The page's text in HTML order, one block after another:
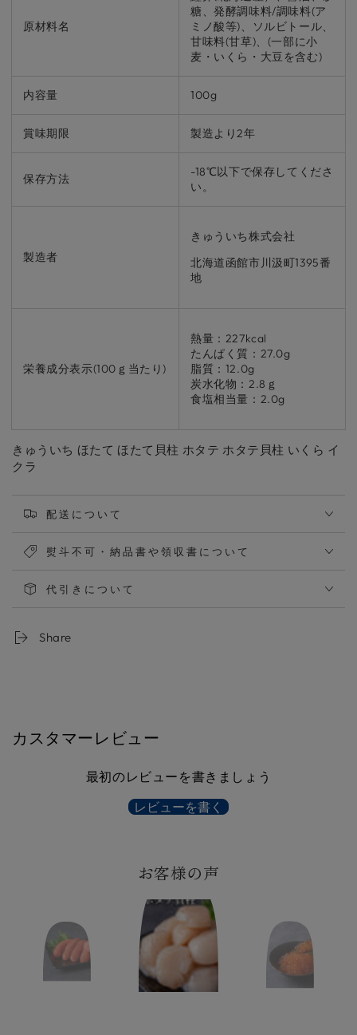
原材料名
糖、発酵調味料/調味料(ア
ミノ酸等)、ソルビトール、
甘味料(甘草)、(一部に小
麦・いくら・大豆を含む)
内容量 100g
賞味期限 製造より2年
保存方法
-18℃以下で保存してくださ
い。
製造者
きゅういち株式会社
北海道函館市川汲町1395番
地
栄養成分表示(100ｇ当たり)
熱量：227kcal
たんぱく質：27.0g
脂質：12.0g
炭水化物：2.8ｇ
食塩相当量：2.0g
きゅういち ほたて ほたて貝柱 ホタテ ホタテ貝柱 いくら イ
クラ
配送について
熨斗不可・納品書や領収書について
代引きについて
Share
カスタマーレビュー
最初のレビューを書きましょう
レビューを書く
お客様の声